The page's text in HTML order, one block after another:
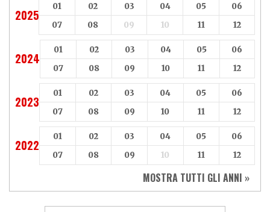
2025
01 02 03 04 05
06
07
08 09 10 11 12
2024
01 02 03 04 05
06
07
08 09 10 11 12
2023
01 02 03 04 05
06
07
08 09 10 11 12
2022
01 02 03 04 05
06
07
08 09 10 11 12
MOSTRA TUTTI GLI ANNI »